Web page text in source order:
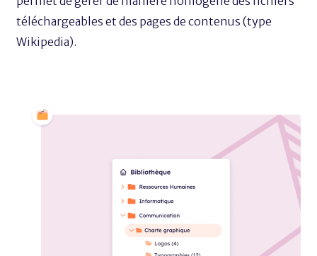
téléchargeables et des pages de contenus (type
Wikipedia).